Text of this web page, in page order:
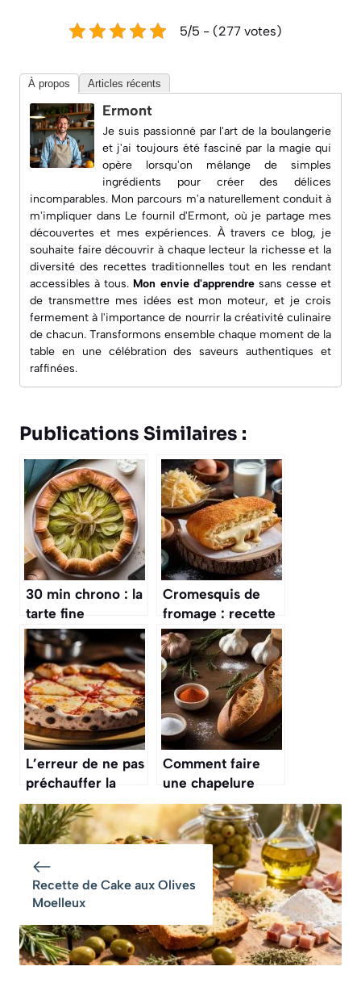
5/5 - (277 votes)
À propos Articles récents
Ermont
Je suis passionné par l'art de la boulangerie
et j'ai toujours été fasciné par la magie qui
opère lorsqu'on mélange de simples
ingrédients pour créer des délices
incomparables. Mon parcours m'a naturellement conduit à
m'impliquer dans Le fournil d'Ermont, où je partage mes
découvertes et mes expériences. À travers ce blog, je
souhaite faire découvrir à chaque lecteur la richesse et la
diversité des recettes traditionnelles tout en les rendant
accessibles à tous. Mon envie d'apprendresans cesse et
de transmettre mes idées est mon moteur, et je crois
fermement à l'importance de nourrir la créativité culinaire
de chacun. Transformons ensemble chaque moment de la
table en une célébration des saveurs authentiques et
raffinées.
Publications Similaires :
30 min chrono : la
tarte fine
poireaux-
parmesan
croustillante
idéale pour
l’automne
Cromesquis de
fromage : recette
gourmande et
croustillante
L’erreur de ne pas
préchauffer la
pierre à pizza, le
secret d’une pâte
croustillante en
dessous
Comment faire
une chapelure
maison
croustillante ?
Recette de Cake aux Olives
Moelleux